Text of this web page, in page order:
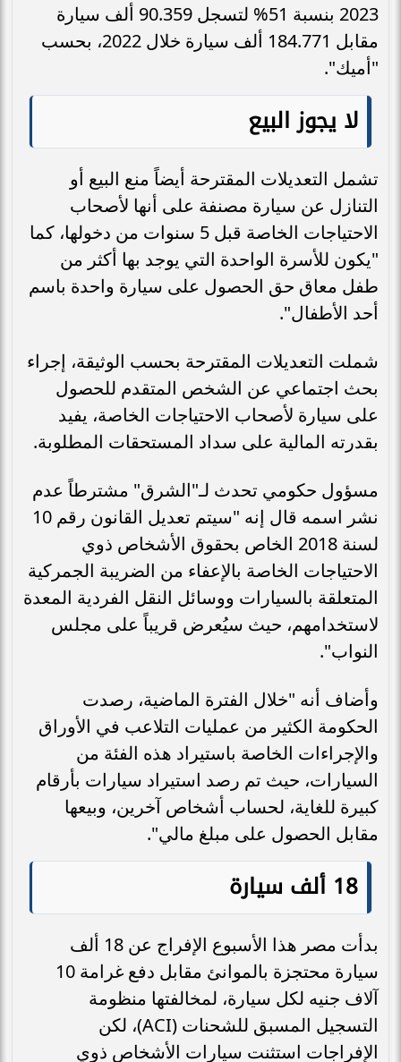
2023 بنسبة 51% لتسجل 90.359 ألف سيارة
مقابل 184.771 ألف سيارة خلال 2022، بحسب
"أميك".
لا يجوز البيع
تشمل التعديلات المقترحة أيضاً منع البيع أو
التنازل عن سيارة مصنفة على أنها لأصحاب
الاحتياجات الخاصة قبل 5 سنوات من دخولها، كما
"يكون للأسرة الواحدة التي يوجد بها أكثر من
طفل معاق حق الحصول على سيارة واحدة باسم
أحد الأطفال".
شملت التعديلات المقترحة بحسب الوثيقة، إجراء
بحث اجتماعي عن الشخص المتقدم للحصول
على سيارة لأصحاب الاحتياجات الخاصة، يفيد
بقدرته المالية على سداد المستحقات المطلوبة.
مسؤول حكومي تحدث لـ"الشرق" مشترطاً عدم
نشر اسمه قال إنه "سيتم تعديل القانون رقم 10
لسنة 2018 الخاص بحقوق الأشخاص ذوي
الاحتياجات الخاصة بالإعفاء من الضريبة الجمركية
المتعلقة بالسيارات ووسائل النقل الفردية المعدة
لاستخدامهم، حيث سيُعرض قريباً على مجلس
النواب".
وأضاف أنه "خلال الفترة الماضية، رصدت
الحكومة الكثير من عمليات التلاعب في الأوراق
والإجراءات الخاصة باستيراد هذه الفئة من
السيارات، حيث تم رصد استيراد سيارات بأرقام
كبيرة للغاية، لحساب أشخاص آخرين، وبيعها
مقابل الحصول على مبلغ مالي".
18 ألف سيارة
بدأت مصر هذا الأسبوع الإفراج عن 18 ألف
سيارة محتجزة بالموانئ مقابل دفع غرامة 10
آلاف جنيه لكل سيارة، لمخالفتها منظومة
التسجيل المسبق للشحنات (ACI)، لكن
الإفراجات استثنت سيارات الأشخاص ذوي